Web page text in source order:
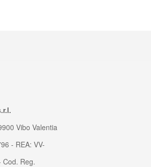
Vibo Valentia
- REA: VV-
Cod. Reg.